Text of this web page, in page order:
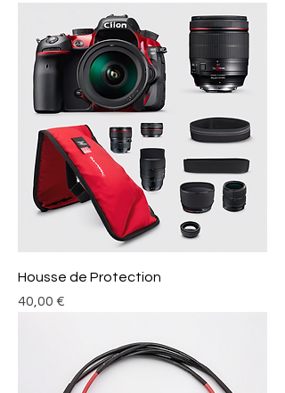
Housse de Protection
Prix
40,00 €